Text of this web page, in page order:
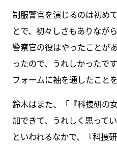
制服警官を演じるのは初め
とで、初々しさもありなが
警察官の役はやったことが
ったので、うれしかったで
フォームに袖を通したこと
鈴木はまた、「『科捜研の
加できて、うれしく思って
といわれるなかで、『科捜